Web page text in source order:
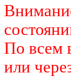
По всем
или